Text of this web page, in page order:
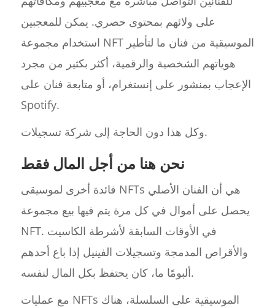
على ولائهم بمحتوى حصري. يمكن للمعجبين
استخدام مجموعة NFT الموسيقية من فنان ما لتأطير
هوياتهم الشخصية والرقمية، أكثر بكثير من مجرد
الإعجاب بمنشور على إنستغرام، أو متابعة فنان على
Spotify.
وكل هذا دون الحاجة إلى شركة تسجيلات.
نحن هنا من أجل المال فقط
فائدة أخرى لموسيقى NFTs هي أن الفنان الأصلي
يحصل على أموال في كل مرة يتم فيها بيع مجموعة
NFT. في الأوقات السابقة لأشرطة الكاسيت
والأقراص المدمجة وتسجيلات الفينيل إذا باع أحدهم
ألبومًا ما، كان يحتفظ بكل المال لنفسه.
مع عمليات NFTs الموسيقية على السلسلة، هناك